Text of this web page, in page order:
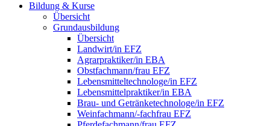
Bildung & Kurse
Übersicht
Grundausbildung
Übersicht
Landwirt/in EFZ
Agrarpraktiker/in EBA
Obstfachmann/frau EFZ
Lebensmitteltechnologe/in EFZ
Lebensmittelpraktiker/in EBA
Brau- und Getränketechnologe/in EFZ
Weinfachmann/-fachfrau EFZ